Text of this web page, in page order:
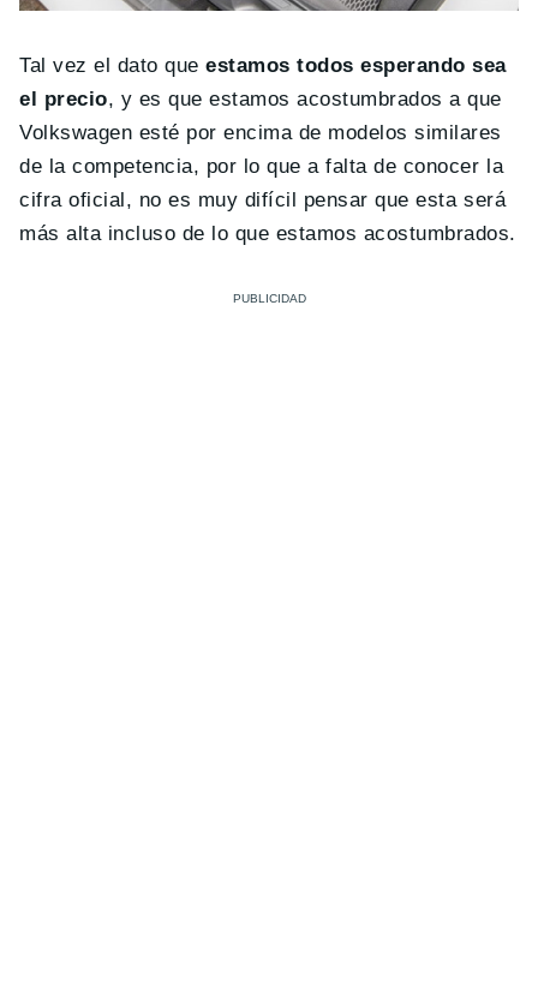
Tal vez el dato queestamos todos esperando sea
el precio, y es que estamos acostumbrados a que
Volkswagen esté por encima de modelos similares
de la competencia, por lo que a falta de conocer la
cifra oficial, no es muy difícil pensar que esta será
más alta incluso de lo que estamos acostumbrados.